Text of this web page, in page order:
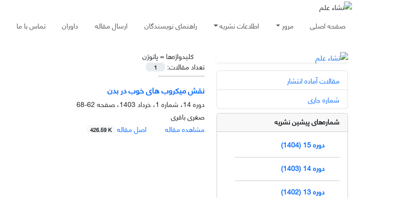
صفحه اصلی مرور اطلاعات نشریه راهنمای نویسندگان ارسال مقاله داوران تماس با ما
کلیدواژه‌ها =پاتوژن
تعداد مقالات:
1
نقش میکروب های خوب در بدن
دوره 14، شماره 1، خرداد 1403، صفحه
62-68
صغری باقری
مشاهده مقاله
اصل مقاله 426.59 K
مقالات آماده انتشار
شماره جاری
شماره‌های پیشین نشریه
دوره 15 (1404)
دوره 14 (1403)
دوره 13 (1402)